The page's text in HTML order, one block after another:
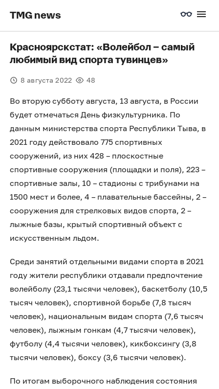
TMG news
Красноярскстат: «Волейбол – самый
любимый вид спорта тувинцев»
8 августа 2022 48
Во вторую субботу августа, 13 августа, в России
будет отмечаться День физкультурника. По
данным министерства спорта Республики Тыва, в
2021 году действовало 775 спортивных
сооружений, из них 428 – плоскостные
спортивные сооружения (площадки и поля), 223 –
спортивные залы, 10 – стадионы с трибунами на
1500 мест и более, 4 – плавательные бассейны, 2 –
сооружения для стрелковых видов спорта, 2 –
лыжные базы, крытый спортивный объект с
искусственным льдом.
Среди занятий отдельными видами спорта в 2021
году жители республики отдавали предпочтение
волейболу (23,1 тысячи человек), баскетболу (10,5
тысяч человек), спортивной борьбе (7,8 тысяч
человек), национальным видам спорта (7,6 тысяч
человек), лыжным гонкам (4,7 тысячи человек),
футболу (4,4 тысячи человек), кикбоксингу (3,8
тысячи человек), боксу (3,6 тысячи человек).
По итогам выборочного наблюдения состояния